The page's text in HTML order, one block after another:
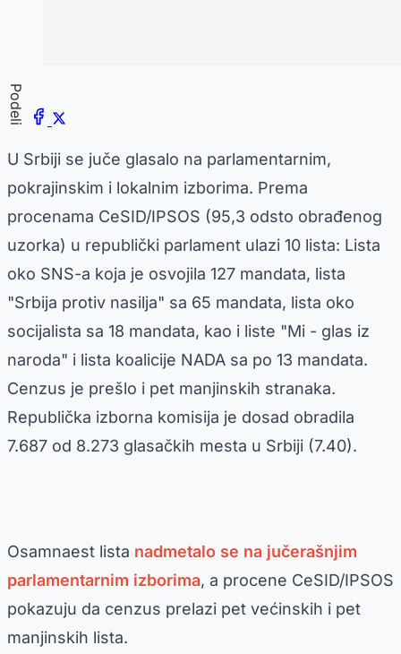
Podeli
U Srbiji se juče glasalo na parlamentarnim,
pokrajinskim i lokalnim izborima. Prema
procenama CeSID/IPSOS (95,3 odsto obrađenog
uzorka) u republički parlament ulazi 10 lista: Lista
oko SNS-a koja je osvojila 127 mandata, lista
"Srbija protiv nasilja" sa 65 mandata, lista oko
socijalista sa 18 mandata, kao i liste "Mi - glas iz
naroda" i lista koalicije NADA sa po 13 mandata.
Cenzus je prešlo i pet manjinskih stranaka.
Republička izborna komisija je dosad obradila
7.687 od 8.273 glasačkih mesta u Srbiji (7.40).
Osamnaest lista nadmetalo se na jučerašnjim
parlamentarnim izborima, a procene CeSID/IPSOS
pokazuju da cenzus prelazi pet većinskih i pet
manjinskih lista.